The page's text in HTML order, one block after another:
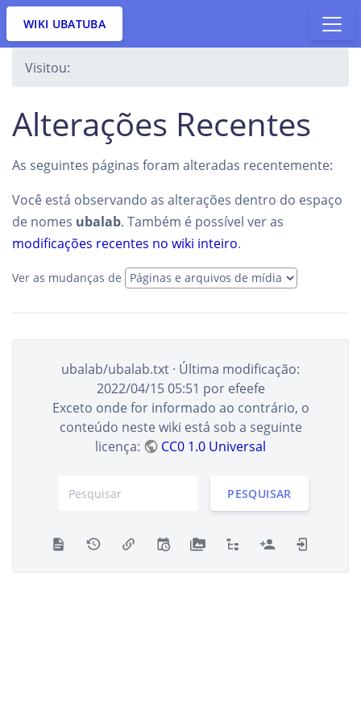
WIKI UBATUBA
Visitou:
Alterações Recentes
As seguintes páginas foram alteradas recentemente:
Você está observando as alterações dentro do espaço
de nomes ubalab. Também é possível ver as
modificações recentes no wiki inteiro.
Ver as mudanças de
ubalab/ubalab.txt · Última modificação:
2022/04/15 05:51 por efeefe
Exceto onde for informado ao contrário, o
conteúdo neste wiki está sob a seguinte
licença:
CC0 1.0 Universal
PESQUISAR